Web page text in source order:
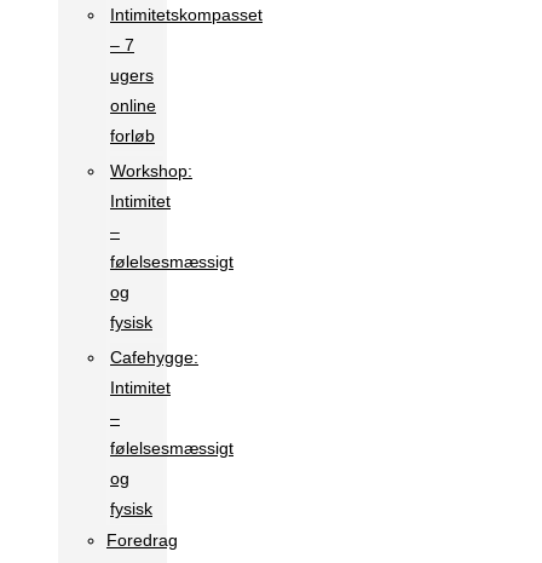
Intimitetskompasset
– 7
ugers
online
forløb
Workshop:
Intimitet
–
følelsesmæssigt
og
fysisk
Cafehygge:
Intimitet
–
følelsesmæssigt
og
fysisk
Foredrag